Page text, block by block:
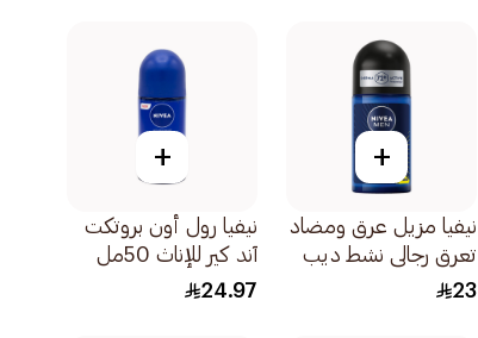
+
نيفيا مزيل عرق ومضاد
تعرق رجالي نشط ديب
سبورت الرياضي 50مل
23
+
نيفيا رول أون بروتكت
آند كير للإناث 50مل
24.97